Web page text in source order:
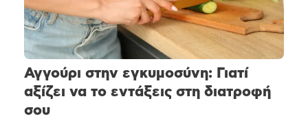
Αγγούρι στην εγκυμοσύνη: Γιατί
αξίζει να το εντάξεις στη διατροφή
σου